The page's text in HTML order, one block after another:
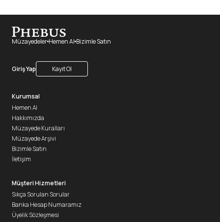
Müzayedeler Hemen Al Bizimle Satın
Giriş Yap Kayıt Ol
Kurumsal
Hemen Al
Hakkımızda
Müzayede Kuralları
Müzayede Arşivi
Bizimle Satın
İletişim
Müşteri Hizmetleri
Sıkça Sorulan Sorular
Banka Hesap Numaramız
Üyelik Sözleşmesi